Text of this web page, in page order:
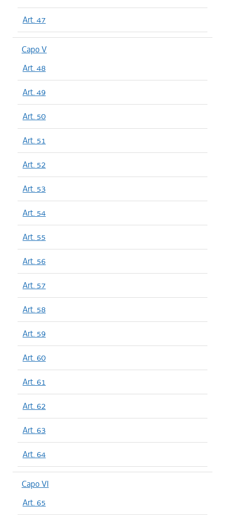
Art. 47
Capo V
Art. 48
Art. 49
Art. 50
Art. 51
Art. 52
Art. 53
Art. 54
Art. 55
Art. 56
Art. 57
Art. 58
Art. 59
Art. 60
Art. 61
Art. 62
Art. 63
Art. 64
Capo VI
Art. 65